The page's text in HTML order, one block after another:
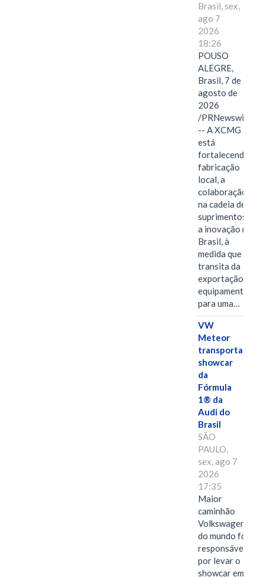
Brasil, sex,
ago 7
2026
18:26
POUSO
ALEGRE,
Brasil, 7 de
agosto de
2026
/PRNewswire/
-- A XCMG
está
fortalecendo a
fabricação
local, a
colaboração
na cadeia de
suprimentos e
a inovação no
Brasil, à
medida que
transita da
exportação de
equipamentos
para uma…
VW
Meteor
transporta
showcar
da
Fórmula
1® da
Audi do
Brasil
SÃO
PAULO,
sex, ago 7
2026
17:35
Maior
caminhão
Volkswagen
do mundo foi
responsável
por levar o
showcar em